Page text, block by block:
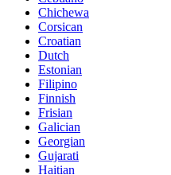
Chichewa
Corsican
Croatian
Dutch
Estonian
Filipino
Finnish
Frisian
Galician
Georgian
Gujarati
Haitian